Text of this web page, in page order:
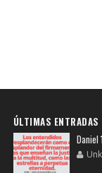
ÚLTIMAS ENTRADAS
Daniel